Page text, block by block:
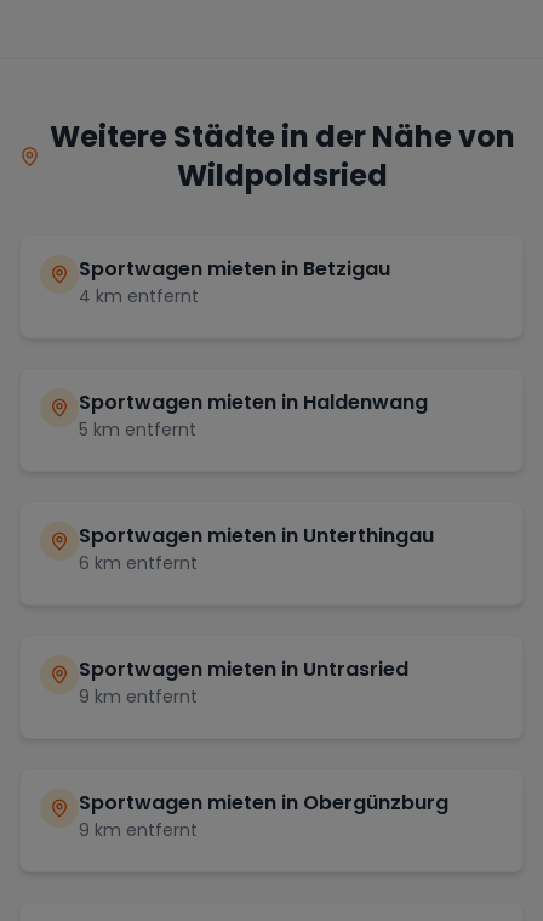
Weitere Städte in der Nähe von
Wildpoldsried
Sportwagen mieten in Betzigau
4 km entfernt
Sportwagen mieten in Haldenwang
5 km entfernt
Sportwagen mieten in Unterthingau
6 km entfernt
Sportwagen mieten in Untrasried
9 km entfernt
Sportwagen mieten in Obergünzburg
9 km entfernt